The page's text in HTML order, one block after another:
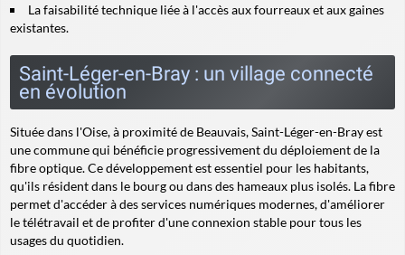
La faisabilité technique liée à l'accès aux fourreaux et aux gaines
existantes.
Saint-Léger-en-Bray : un village connecté
en évolution
Située dans l'Oise, à proximité de Beauvais, Saint-Léger-en-Bray est
une commune qui bénéficie progressivement du déploiement de la
fibre optique. Ce développement est essentiel pour les habitants,
qu'ils résident dans le bourg ou dans des hameaux plus isolés. La fibre
permet d'accéder à des services numériques modernes, d'améliorer
le télétravail et de profiter d'une connexion stable pour tous les
usages du quotidien.